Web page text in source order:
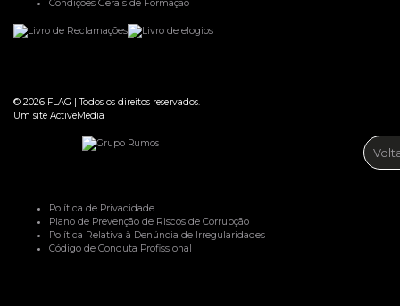
Condições Gerais de Formação
© 2026 FLAG |Todos os direitos reservados.
Um site ActiveMedia
Política de Privacidade
Plano de Prevenção de Riscos de Corrupção
Política Relativa à Denúncia de Irregularidades
Código de Conduta Profissional